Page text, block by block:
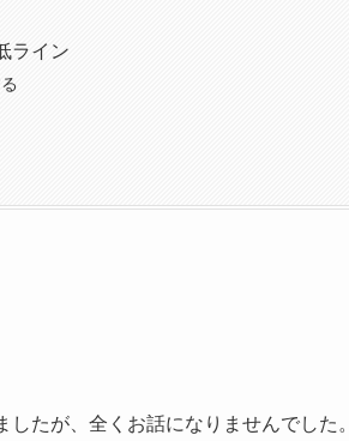
ライン
たが、全くお話になりませんでした。